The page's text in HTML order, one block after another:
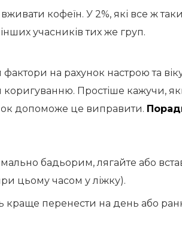
кофеїн. У 2%, які все ж таки
учасників тих же груп.
на рахунок настрою та
коригуванню. Простіше кажучи,
допоможе це виправити.
бадьорим, лягайте або
цьому часом у ліжку).
краще перенести на день або